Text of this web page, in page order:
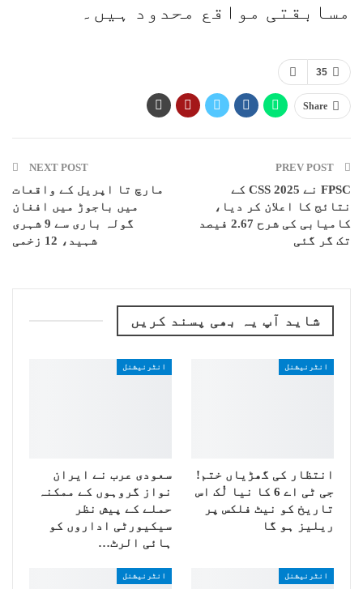
مسابقتی مواقع محدود ہیں۔
35
Share
FPSC نے CSS 2025 کے
نتائج کا اعلان کر دیا،
کامیابی کی شرح 2.67 فیصد
تک گر گئی
NEXT POST
مارچ تا اپریل کے واقعات
میں باجوڑ میں افغان
گولہ باری سے 9 شہری
شہید، 12 زخمی
شاید آپ یہ بھی پسند کریں
انٹرنیشنل
انتظار کی گھڑیاں ختم!
جی ٹی اے 6 کا نیا لُک اس
تاریخ کو نیٹ فلکس پر
ریلیز ہو گا
انٹرنیشنل
سعودی عرب نے ایران
نواز گروہوں کے ممکنہ
حملے کے پیش نظر
سیکیورٹی اداروں کو
ہائی الرٹ…
انٹرنیشنل انٹرنیشنل